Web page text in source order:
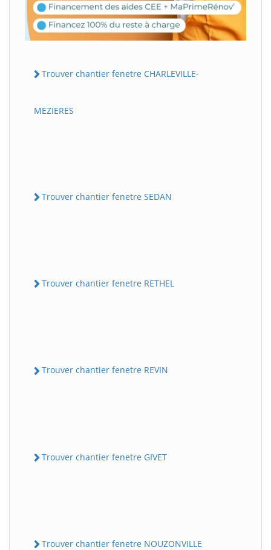
Trouver chantier fenetre CHARLEVILLE-
MEZIERES
Trouver chantier fenetre SEDAN
Trouver chantier fenetre RETHEL
Trouver chantier fenetre REVIN
Trouver chantier fenetre GIVET
Trouver chantier fenetre NOUZONVILLE